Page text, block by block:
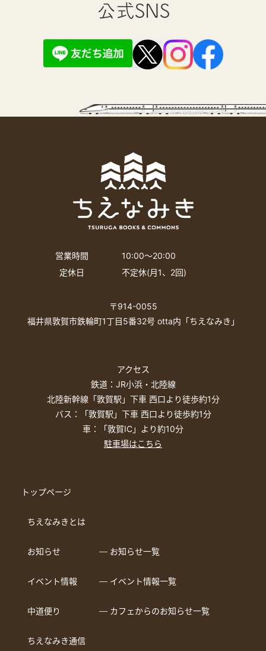
公式SNS
営業時間
10:00〜20:00
定休日
不定休(月1、2回)
〒914-0055
福井県敦賀市鉄輪町1丁目5番32号 otta内「ちえなみき」
アクセス
鉄道：JR小浜・北陸線
北陸新幹線「敦賀駅」下車 西口より徒歩約1分
バス：「敦賀駅」下車 西口より徒歩約1分
車：「敦賀IC」より約10分
駐車場はこちら
トップページ
ちえなみきとは
お知らせ ― お知らせ一覧
イベント情報 ― イベント情報一覧
中道便り ― カフェからのお知らせ一覧
ちえなみき通信